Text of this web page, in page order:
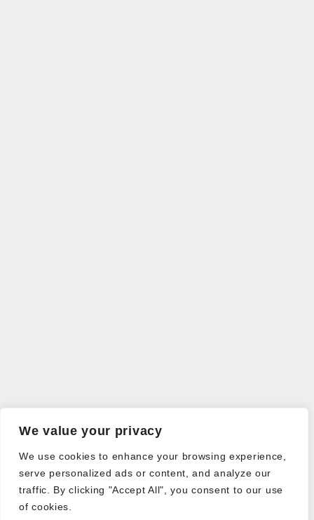
We value your privacy
We use cookies to enhance your browsing experience,
serve personalized ads or content, and analyze our
traffic. By clicking "Accept All", you consent to our use
of cookies.